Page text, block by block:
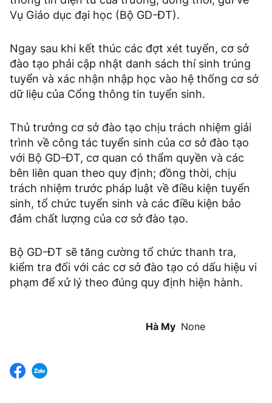
Vụ Giáo dục đại học (Bộ GD-ĐT).
Ngay sau khi kết thúc các đợt xét tuyển, cơ sở
đào tạo phải cập nhật danh sách thí sinh trúng
tuyển và xác nhận nhập học vào hệ thống cơ sở
dữ liệu của Cổng thông tin tuyển sinh.
Thủ trưởng cơ sở đào tạo chịu trách nhiệm giải
trình về công tác tuyển sinh của cơ sở đào tạo
với Bộ GD-ĐT, cơ quan có thẩm quyền và các
bên liên quan theo quy định; đồng thời, chịu
trách nhiệm trước pháp luật về điều kiện tuyển
sinh, tổ chức tuyển sinh và các điều kiện bảo
đảm chất lượng của cơ sở đào tạo.
Bộ GD-ĐT sẽ tăng cường tổ chức thanh tra,
kiểm tra đối với các cơ sở đào tạo có dấu hiệu vi
phạm để xử lý theo đúng quy định hiện hành.
Hà My None